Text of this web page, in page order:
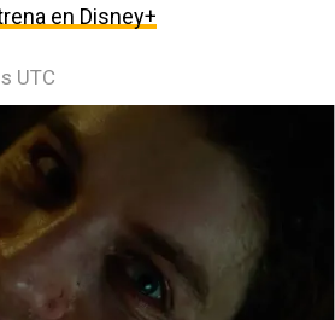
en Disney+
UTC